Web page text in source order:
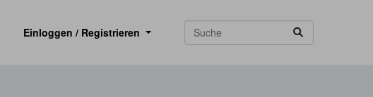
Einloggen / Registrieren